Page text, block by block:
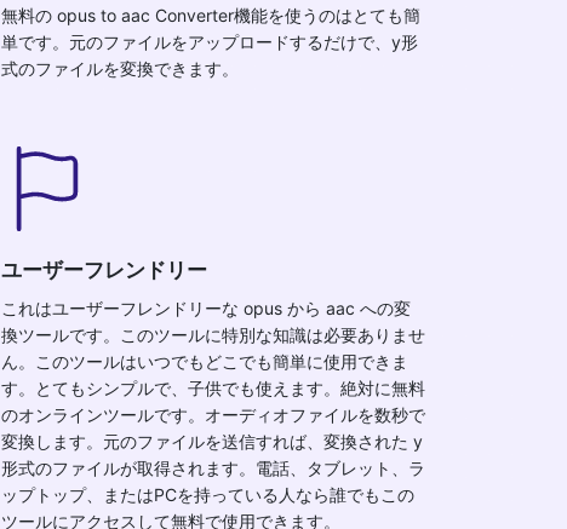
無料の opus to aac Converter機能を使うのはとても簡
単です。元のファイルをアップロードするだけで、y形
式のファイルを変換できます。
ユーザーフレンドリー
これはユーザーフレンドリーな opus から aac への変
換ツールです。このツールに特別な知識は必要ありませ
ん。このツールはいつでもどこでも簡単に使用できま
す。とてもシンプルで、子供でも使えます。絶対に無料
のオンラインツールです。オーディオファイルを数秒で
変換します。元のファイルを送信すれば、変換された y
形式のファイルが取得されます。電話、タブレット、ラ
ップトップ、またはPCを持っている人なら誰でもこの
ツールにアクセスして無料で使用できます。